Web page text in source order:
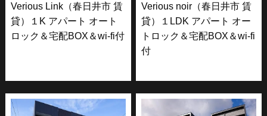
Verious Link（春日井市 賃
貸）１K アパート オート
ロック＆宅配BOX＆wi-fi付
Verious noir（春日井市 賃
貸）１LDK アパート オー
トロック＆宅配BOX＆wi-fi
付